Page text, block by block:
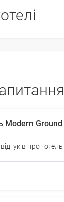
Modern
про